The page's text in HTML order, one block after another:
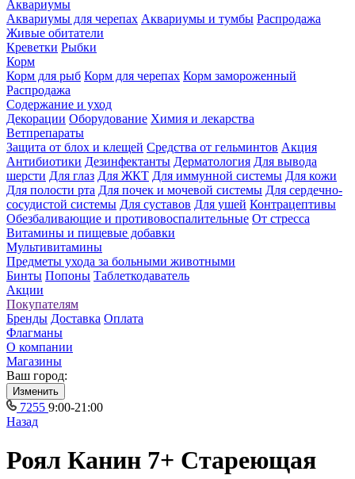
Аквариумы
Аквариумы для черепах Аквариумы и тумбы Распродажа
Живые обитатели
Креветки Рыбки
Корм
Корм для рыб Корм для черепах Корм замороженный
Распродажа
Содержание и уход
Декорации Оборудование Химия и лекарства
Ветпрепараты
Защита от блох и клещей Средства от гельминтов Акция
Антибиотики Дезинфектанты Дерматология Для вывода
шерсти Для глаз Для ЖКТ Для иммунной системы Для кожи
Для полости рта Для почек и мочевой системы Для сердечно-
сосудистой системы Для суставов Для ушей Контрацептивы
Обезбаливающие и противовоспалительные От стресса
Витамины и пищевые добавки
Мультивитамины
Предметы ухода за больными животными
Бинты Попоны Таблеткодаватель
Акции
Покупателям
Бренды Доставка Оплата
Флагманы
О компании
Магазины
Ваш город:
Изменить
7255 9:00-21:00
Назад
Роял Канин 7+ Стареющая